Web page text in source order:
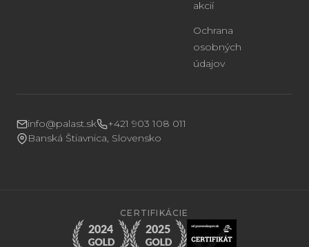
akcií
Ochrana
osobných
údajov
info@palast.sk
+421 903 108 011
Banská Štiavnica, Slovensko
CERTIFIKÁCIE